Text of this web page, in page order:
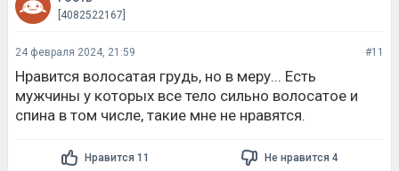
[4082522167]
24 февраля 2024, 21:59 #11
Нравится волосатая грудь, но в меру... Есть
мужчины у которых все тело сильно волосатое и
спина в том числе, такие мне не нравятся.
Нравится 11 Не нравится 4